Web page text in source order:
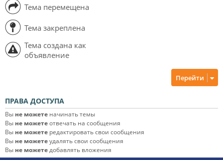
Тема перемещена
Тема закреплена
Тема создана как
объявление
Перейти
ПРАВА ДОСТУПА
Вы не можете начинать темы
Вы не можетеотвечать на сообщения
Вы не можете редактировать свои сообщения
Вы не можетеудалять свои сообщения
Вы не можетедобавлять вложения